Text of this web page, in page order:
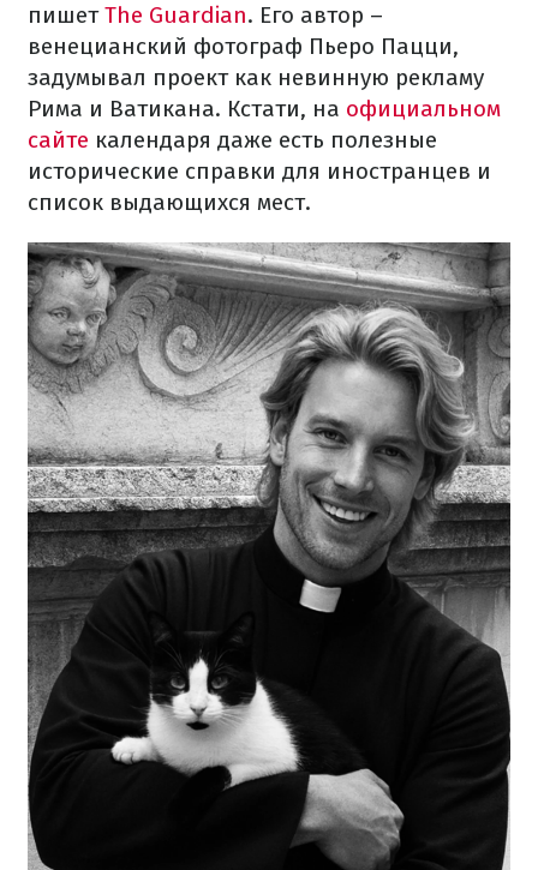
пишетThe Guardian. Его автор –
венецианский фотограф Пьеро Пацци,
задумывал проект как невинную рекламу
Рима и Ватикана. Кстати, на официальном
сайте календаря даже есть полезные
исторические справки для иностранцев и
список выдающихся мест.